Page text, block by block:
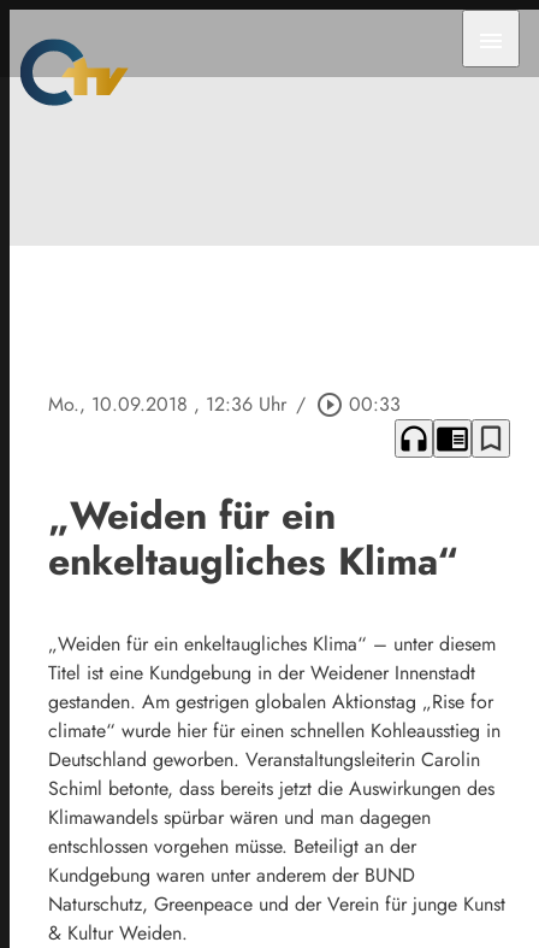
Mo., 10.09.2018 , 12:36 Uhr / play_circle_outline 00:33
headphones chrome_reader_mode bookmark_border
„Weiden für ein
enkeltaugliches Klima“
„Weiden für ein enkeltaugliches Klima“ – unter diesem
Titel ist eine Kundgebung in der Weidener Innenstadt
gestanden. Am gestrigen globalen Aktionstag „Rise for
climate“ wurde hier für einen schnellen Kohleausstieg in
Deutschland geworben. Veranstaltungsleiterin Carolin
Schiml betonte, dass bereits jetzt die Auswirkungen des
Klimawandels spürbar wären und man dagegen
entschlossen vorgehen müsse. Beteiligt an der
Kundgebung waren unter anderem der BUND
Naturschutz, Greenpeace und der Verein für junge Kunst
& Kultur Weiden.